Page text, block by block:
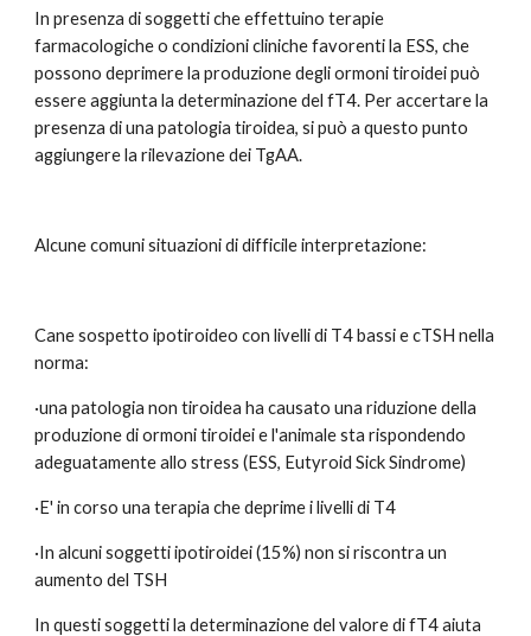
In presenza di soggetti che effettuino terapie
farmacologiche o condizioni cliniche favorenti la ESS, che
possono deprimere la produzione degli ormoni tiroidei può
essere aggiunta la determinazione del fT4. Per accertare la
presenza di una patologia tiroidea, si può a questo punto
aggiungere la rilevazione dei TgAA.
Alcune comuni situazioni di difficile interpretazione:
Cane sospetto ipotiroideo con livelli di T4 bassi e cTSH nella
norma:
·una patologia non tiroidea ha causato una riduzione della
produzione di ormoni tiroidei e l'animale sta rispondendo
adeguatamente allo stress (ESS, Eutyroid Sick Sindrome)
·E' in corso una terapia che deprime i livelli di T4
·In alcuni soggetti ipotiroidei (15%) non si riscontra un
aumento del TSH
In questi soggetti la determinazione del valore di fT4 aiuta